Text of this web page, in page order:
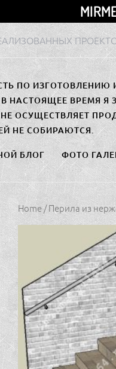
ПО
НАСТОЯЩЕЕ ВРЕМЯ
ОСУЩЕСТВЛЯЕТ
НЕ СОБИРАЮТСЯ.
БЛОГ ФОТО
Home/Перила из